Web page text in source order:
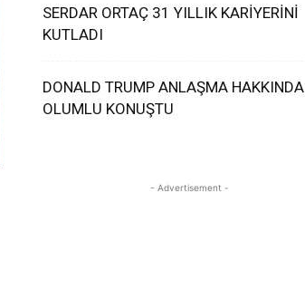
SERDAR ORTAÇ 31 YILLIK KARİYERİNİ
KUTLADI
DONALD TRUMP ANLAŞMA HAKKINDA
OLUMLU KONUŞTU
- Advertisement -